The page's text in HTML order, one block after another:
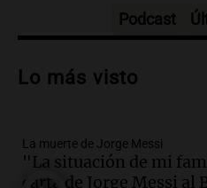
Audio.Trágico
vehículos desde un
Audio.Tragedia en
y cinco heridos tras
Podcast
Lo más visto
La muerte de Jorge Messi
"La situación de mi
carta de Jorge Messi al